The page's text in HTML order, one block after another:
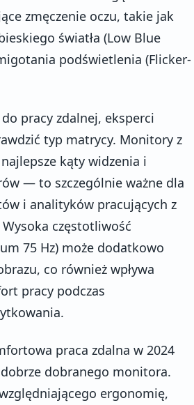
zmęczenie oczu, takie jak
światła (Low Blue
podświetlenia (Flicker-
pracy zdalnej, eksperci
typ matrycy. Monitory z
kąty widzenia i
— to szczególnie ważne dla
i analityków pracujących z
częstotliwość
75 Hz) może dodatkowo
co również wpływa
pracy podczas
praca zdalna w 2024
dobranego monitora.
ergonomię,